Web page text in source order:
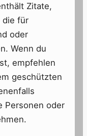
Zitate,
die für
oder
Wenn du
empfehlen
geschützten
Personen oder